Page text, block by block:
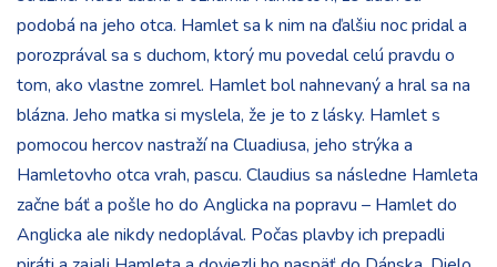
podobá na jeho otca. Hamlet sa k nim na ďalšiu noc pridal a
porozprával sa s duchom, ktorý mu povedal celú pravdu o
tom, ako vlastne zomrel. Hamlet bol nahnevaný a hral sa na
blázna. Jeho matka si myslela, že je to z lásky. Hamlet s
pomocou hercov nastraží na Cluadiusa, jeho strýka a
Hamletovho otca vrah, pascu. Claudius sa následne Hamleta
začne báť a pošle ho do Anglicka na popravu – Hamlet do
Anglicka ale nikdy nedoplával. Počas plavby ich prepadli